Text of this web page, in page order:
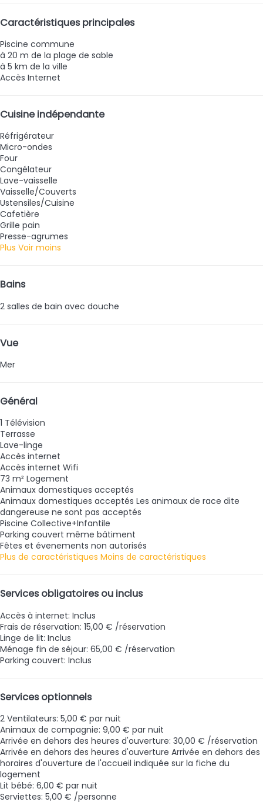
Caractéristiques principales
Piscine commune
à 20 m de la plage de sable
à 5 km de la ville
Accès Internet
Cuisine indépendante
Réfrigérateur
Micro-ondes
Four
Congélateur
Lave-vaisselle
Vaisselle/Couverts
Ustensiles/Cuisine
Cafetière
Grille pain
Presse-agrumes
Plus Voir moins
Bains
2 salles de bain avec douche
Vue
Mer
Général
1 Télévision
Terrasse
Lave-linge
Accès internet
Accès internet Wifi
73 m² Logement
Animaux domestiques acceptés
Animaux domestiques acceptés Les animaux de race dite
dangereuse ne sont pas acceptés
Piscine Collective+Infantile
Parking couvert même bâtiment
Fêtes et évenements non autorisés
Plus de caractéristiques Moins de caractéristiques
Services obligatoires ou inclus
Accès à internet: Inclus
Frais de réservation: 15,00 € /réservation
Linge de lit: Inclus
Ménage fin de séjour: 65,00 € /réservation
Parking couvert: Inclus
Services optionnels
2 Ventilateurs: 5,00 € par nuit
Animaux de compagnie: 9,00 € par nuit
Arrivée en dehors des heures d'ouverture: 30,00 € /réservation
Arrivée en dehors des heures d'ouverture Arrivée en dehors des
horaires d'ouverture de l'accueil indiquée sur la fiche du
logement
Lit bébé: 6,00 € par nuit
Serviettes: 5,00 € /personne